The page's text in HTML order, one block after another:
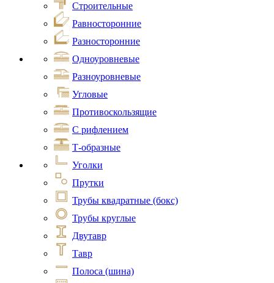
Строительные
Равносторонние
Разносторонние
Одноуровневые
Разноуровневые
Угловые
Противоскользящие
С рифлением
Т-образные
Уголки
Прутки
Трубы квадратные (бокс)
Трубы круглые
Двутавр
Тавр
Полоса (шина)